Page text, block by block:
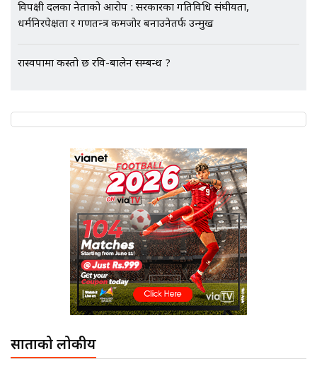
विपक्षी दलका नेताको आरोप : सरकारका गतिविधि संघीयता,
धर्मनिरपेक्षता र गणतन्त्र कमजोर बनाउनेतर्फ उन्मुख
रास्वपामा कस्तो छ रवि-बालेन सम्बन्ध ?
साताको लोकप्रीय